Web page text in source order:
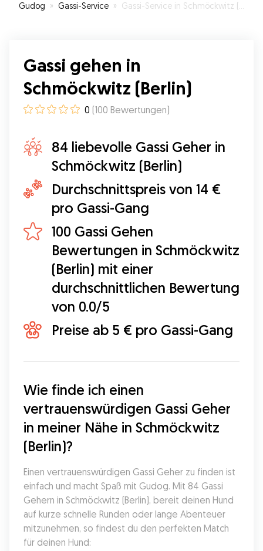
Gudog » Gassi-Service » Gassi-Service in Schmöckwitz (Berlin)
Gassi gehen in
Schmöckwitz (Berlin)
0 (100 Bewertungen)
84 liebevolle Gassi Geher in
Schmöckwitz (Berlin)
Durchschnittspreis von 14 €
pro Gassi-Gang
100 Gassi Gehen
Bewertungen in Schmöckwitz
(Berlin) mit einer
durchschnittlichen Bewertung
von 0.0/5
Preise ab 5 € pro Gassi-Gang
Wie finde ich einen
vertrauenswürdigen Gassi Geher
in meiner Nähe in Schmöckwitz
(Berlin)?
Einen vertrauenswürdigen Gassi Geher zu finden ist
einfach und macht Spaß mit Gudog. Mit 84 Gassi
Gehern in Schmöckwitz (Berlin), bereit deinen Hund
auf kurze schnelle Runden oder lange Abenteuer
mitzunehmen, so findest du den perfekten Match
für deinen Hund: